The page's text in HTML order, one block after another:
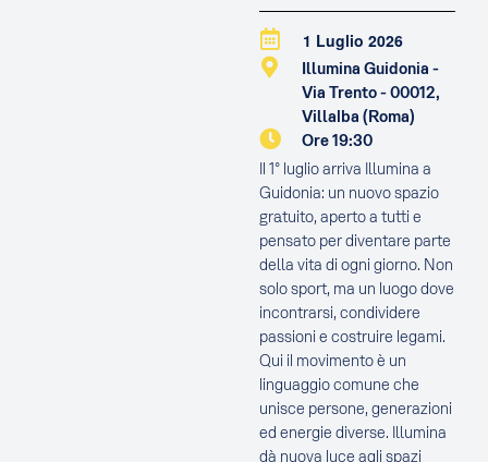
1 Luglio 2026
Illumina Guidonia -
Via Trento - 00012,
Villalba (Roma)
Ore 19:30
Il 1° luglio arriva Illumina a
Guidonia: un nuovo spazio
gratuito, aperto a tutti e
pensato per diventare parte
della vita di ogni giorno. Non
solo sport, ma un luogo dove
incontrarsi, condividere
passioni e costruire legami.
Qui il movimento è un
linguaggio comune che
unisce persone, generazioni
ed energie diverse. Illumina
dà nuova luce agli spazi